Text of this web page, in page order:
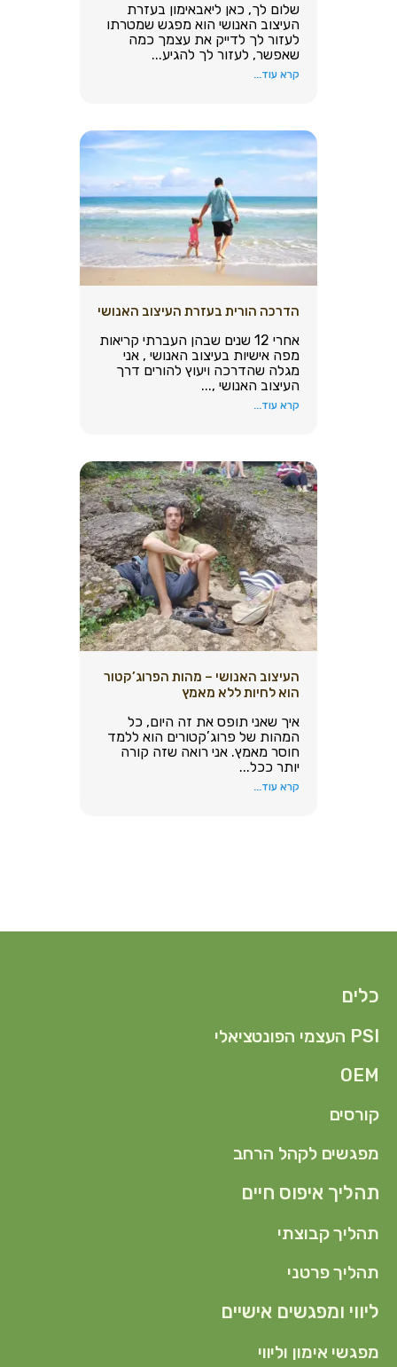
שלום לך, כאן ליאבאימון בעזרת
העיצוב האנושי הוא מפגש שמטרתו
לעזור לך לדייק את עצמך כמה
שאפשר, לעזור לך להגיע...
קרא עוד...
הדרכה הורית בעזרת העיצוב האנושי
אחרי 12 שנים שבהן העברתי קריאות
מפה אישיות בעיצוב האנושי , אני
מגלה שהדרכה ויעוץ להורים דרך
העיצוב האנושי ,...
קרא עוד...
העיצוב האנושי – מהות הפרוג’קטור
הוא לחיות ללא מאמץ
איך שאני תופס את זה היום, כל
המהות של פרוג’קטורים הוא ללמד
חוסר מאמץ. אני רואה שזה קורה
יותר ככל...
קרא עוד...
כלים
PSI העצמי הפונטציאלי
OEM
קורסים
מפגשים לקהל הרחב
תהליך איפוס חיים
תהליך קבוצתי
תהליך פרטני
ליווי ומפגשים אישיים
מפגשי אימון וליווי